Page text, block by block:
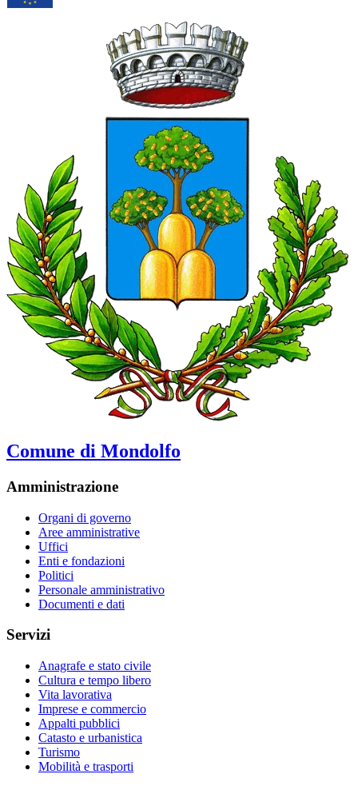
Comune di Mondolfo
Amministrazione
Organi di governo
Aree amministrative
Uffici
Enti e fondazioni
Politici
Personale amministrativo
Documenti e dati
Servizi
Anagrafe e stato civile
Cultura e tempo libero
Vita lavorativa
Imprese e commercio
Appalti pubblici
Catasto e urbanistica
Turismo
Mobilità e trasporti